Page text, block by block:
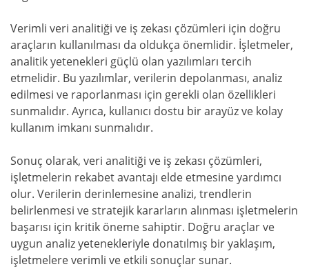
Verimli veri analitiği ve iş zekası çözümleri için doğru
araçların kullanılması da oldukça önemlidir. İşletmeler,
analitik yetenekleri güçlü olan yazılımları tercih
etmelidir. Bu yazılımlar, verilerin depolanması, analiz
edilmesi ve raporlanması için gerekli olan özellikleri
sunmalıdır. Ayrıca, kullanıcı dostu bir arayüz ve kolay
kullanım imkanı sunmalıdır.
Sonuç olarak, veri analitiği ve iş zekası çözümleri,
işletmelerin rekabet avantajı elde etmesine yardımcı
olur. Verilerin derinlemesine analizi, trendlerin
belirlenmesi ve stratejik kararların alınması işletmelerin
başarısı için kritik öneme sahiptir. Doğru araçlar ve
uygun analiz yetenekleriyle donatılmış bir yaklaşım,
işletmelere verimli ve etkili sonuçlar sunar.